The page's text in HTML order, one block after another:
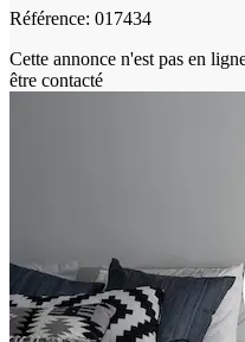
Référence: 017434
Cette annonce n'est pas en
être contacté